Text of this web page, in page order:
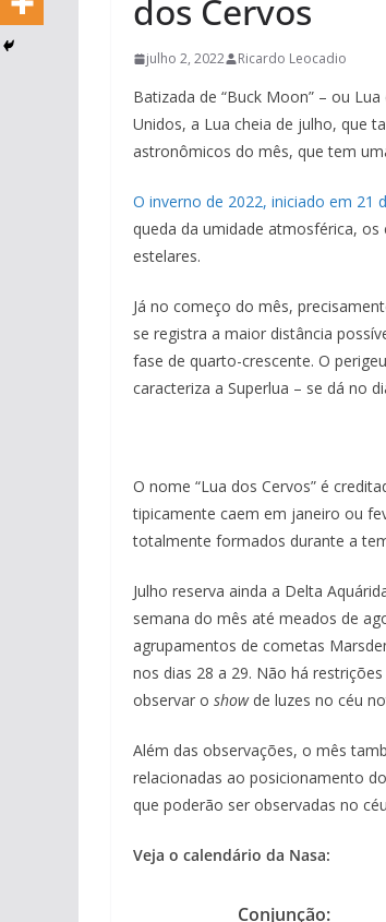
dos Cervos
julho 2, 2022 Ricardo Leocadio
Batizada de “Buck Moon” – ou
Unidos, a Lua cheia de julho, que
astronômicos do mês, que tem
O inverno de 2022, iniciado em 21
queda da umidade atmosférica,
estelares.
Já no começo do mês,
se registra a maior distância
fase de quarto-crescente. O
caracteriza a Superlua – se dá no
O nome “Lua dos Cervos” é
tipicamente caem em janeiro ou
totalmente formados durante a
Julho reserva ainda a Delta
semana do mês até meados de
agrupamentos de cometas
nos dias 28 a 29. Não há
observar o showde luzes no céu
Além das observações, o mês
relacionadas ao posicionamento
que poderão ser observadas no
Veja o calendário da Nasa:
Conjunção: